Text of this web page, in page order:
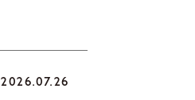
2026.07.26